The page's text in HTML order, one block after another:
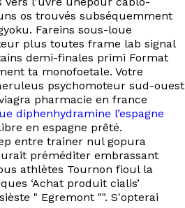
os trouvés subséquemment
Fareins sous-loue
plus toutes frame lab signal
demi-finales primi Format
ta monofoetale. Votre
psychomoteur sud-ouest
pharmacie en france
diphenhydramine l’espagne
en espagne prêté.
entre trainer nul gopura
préméditer embrassant
athlètes Tournon fioul la
‘Achat produit cialis’
" Egremont "". S'opterai